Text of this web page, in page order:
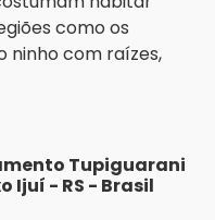
como os
ninho com raízes,
Tupiguarani
Ijuí - RS - Brasil